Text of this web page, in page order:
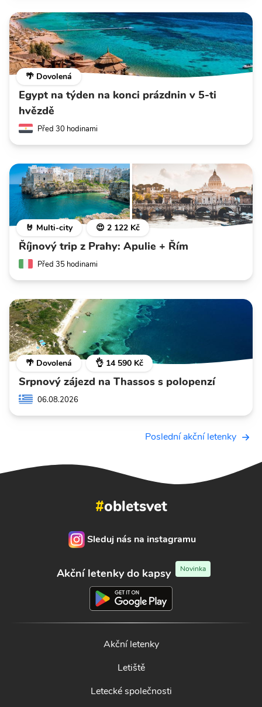
🌴 Dovolená
Egypt na týden na konci prázdnin v 5-ti
hvězdě
Před 30 hodinami
🤘 Multi-city 😍 2 122 Kč
Říjnový trip z Prahy: Apulie + Řím
Před 35 hodinami
🌴 Dovolená 👌 14 590 Kč
Srpnový zájezd na Thassos s polopenzí
06.08.2026
Poslední akční letenky
#obletsvet
Sleduj nás na instagramu
Akční letenky do kapsy Novinka
Akční letenky
Letiště
Letecké společnosti